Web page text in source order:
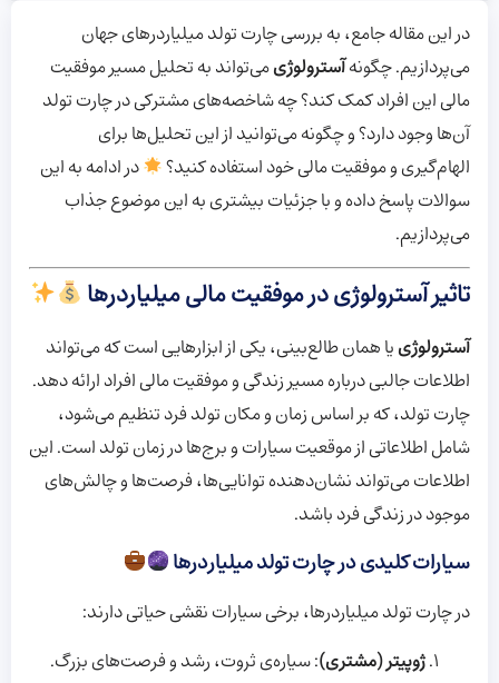
در این مقاله جامع، به بررسی چارت تولد میلیاردرهای جهان
می‌پردازیم. چگونهآسترولوژیمی‌تواند به تحلیل مسیر موفقیت
مالی این افراد کمک کند؟ چه شاخصه‌های مشترکی در چارت تولد
آن‌ها وجود دارد؟ و چگونه می‌توانید از این تحلیل‌ها برای
الهام‌گیری و موفقیت مالی خود استفاده کنید؟
در ادامه به این
سوالات پاسخ داده و با جزئیات بیشتری به این موضوع جذاب
می‌پردازیم.
تاثیر آسترولوژی در موفقیت مالی میلیاردرها
آسترولوژییا همان طالع‌بینی، یکی از ابزارهایی است که می‌تواند
اطلاعات جالبی درباره مسیر زندگی و موفقیت مالی افراد ارائه دهد.
چارت تولد، که بر اساس زمان و مکان تولد فرد تنظیم می‌شود،
شامل اطلاعاتی از موقعیت سیارات و برج‌ها در زمان تولد است. این
اطلاعات می‌تواند نشان‌دهنده توانایی‌ها، فرصت‌ها و چالش‌های
موجود در زندگی فرد باشد.
سیارات کلیدی در چارت تولد میلیاردرها
در چارت تولد میلیاردرها، برخی سیارات نقشی حیاتی دارند:
ژوپیتر (مشتری): سیاره‌ی ثروت، رشد و فرصت‌های بزرگ.